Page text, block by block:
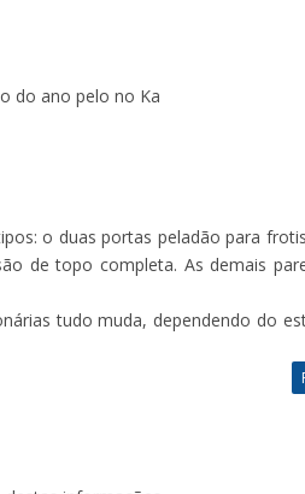
do ano pelo no Ka
o duas portas peladão para
de topo completa. As demais
tudo muda, dependendo do